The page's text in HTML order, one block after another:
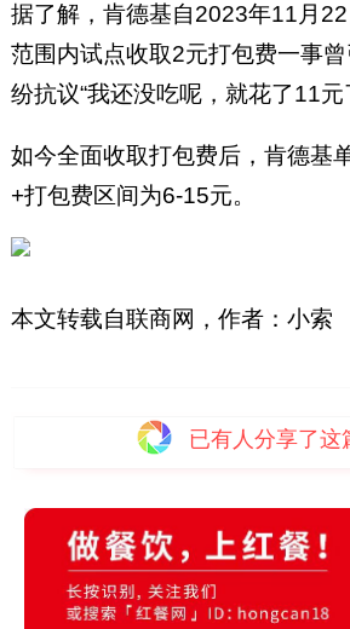
据了解，肯德基自2023年11月
范围内试点收取2元打包费一事
纷抗议“我还没吃呢，就花了11元
如今全面收取打包费后，肯德基
+打包费区间为6-15元。
本文转载自联商网，作者：小索
已有人分享了这